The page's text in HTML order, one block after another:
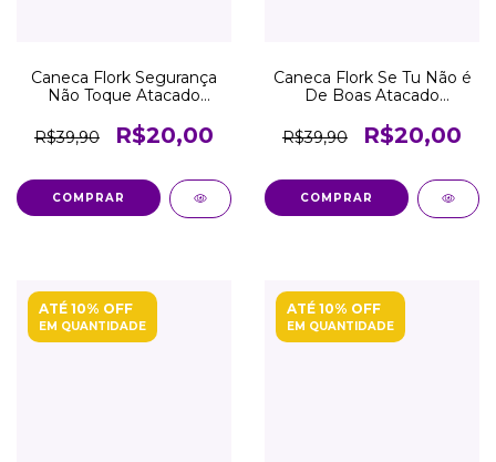
Caneca Flork Segurança
Não Toque Atacado
R$39,90
R$20,00
COMPRAR
Caneca Flork Se Tu Não é
De Boas Atacado
R$39,90
R$20,00
COMPRAR
ATÉ 10% OFF
EM QUANTIDADE
ATÉ 10% OFF
EM QUANTIDADE